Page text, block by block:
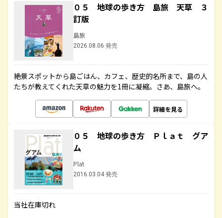
０５ 地球の歩き方 島旅 天草 ３
訂版
島旅
2026.08.06 発売
絶景スポットから島ごはん、カフェ、歴史的名所まで、島の人
たちが教えてくれた天草の魅力を1冊に凝縮。さあ、島旅へ。
詳細を見る
０５ 地球の歩き方 Ｐｌａｔ グア
ム
Plat
2016.03.04 発売
当社在庫切れ